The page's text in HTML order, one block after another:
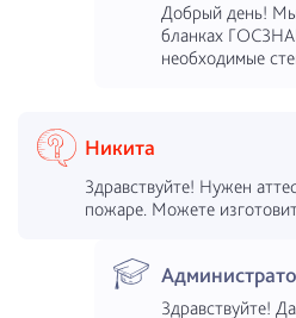
Добрый день!
бланках
необходимые
Никита
Здравствуйте! Нужен
пожаре. Можете
Здравствуйте!